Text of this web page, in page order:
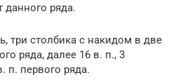
ряда.
три столбика с накидом в две
ряда, далее 16 в. п., 3
п. первого ряда.